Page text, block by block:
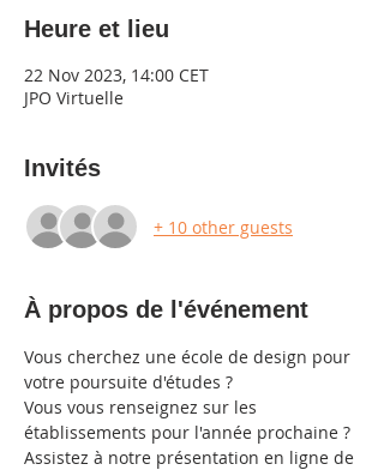
Heure et lieu
22 Nov 2023, 14:00 CET
JPO Virtuelle
Invités
+ 10 other guests
À propos de l'événement
Vous cherchez une école de design pour
votre poursuite d'études ?
Vous vous renseignez sur les
établissements pour l'année prochaine ?
Assistez à notre présentation en ligne de